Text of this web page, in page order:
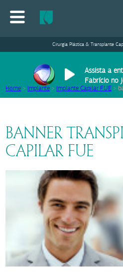
Cirurgia Plástica & Transplante
Assista a
Fabrício no
Home > Implante > Implante Capilar FUE >
BANNER
CAPILAR FUE